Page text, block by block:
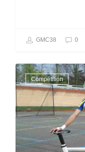
GMC38 0
Compétition